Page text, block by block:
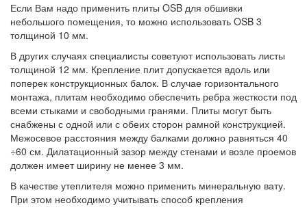
Если Вам надо применить плиты OSB для обшивки
небольшого помещения, то можно использовать OSB 3
толщиной 10 мм.
В других случаях специалисты советуют использовать листы
толщиной 12 мм. Крепление плит допускается вдоль или
поперек конструкционных балок. В случае горизонтального
монтажа, плитам необходимо обеспечить ребра жесткости под
всеми стыками и свободными гранями. Плиты могут быть
снабжены с одной или с обеих сторон рамной конструкцией.
Межосевое расстояния между балками должно равняться 40
÷60 см. Дилатационный зазор между стенами и возле проемов
должен имеет ширину не менее 3 мм.
В качестве утеплителя можно применить минеральную вату.
При этом необходимо учитывать способ крепления